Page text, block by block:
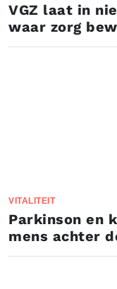
VGZ laat in
waar zorg
VITALITEIT
Parkinson en
mens achter